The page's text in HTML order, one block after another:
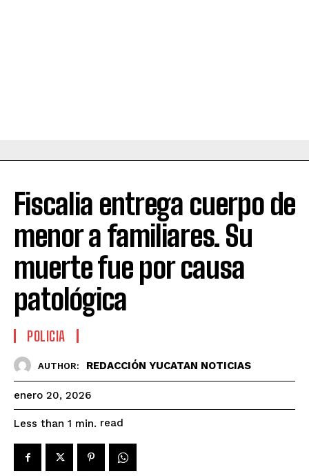
Fiscalia entrega cuerpo de
menor a familiares. Su
muerte fue por causa
patológica
POLICIA
AUTHOR: REDACCIÓN YUCATAN NOTICIAS
enero 20, 2026
Less than 1 min. read